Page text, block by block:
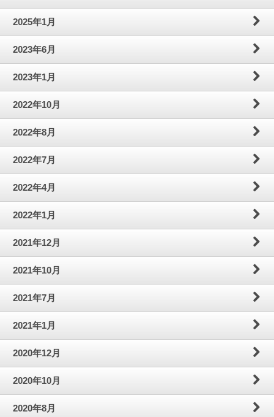
せ
2025年1月
2023年6月
2023年1月
2022年10月
2022年8月
2022年7月
2022年4月
2022年1月
2021年12月
2021年10月
2021年7月
2021年1月
2020年12月
2020年10月
2020年8月